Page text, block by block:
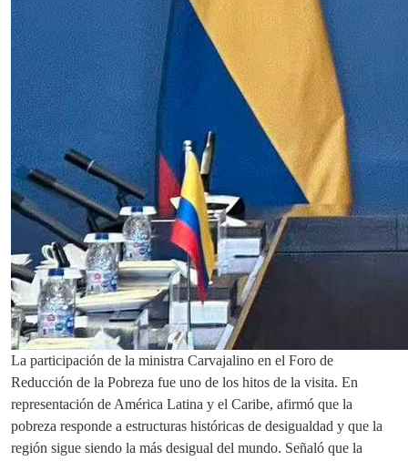
La participación de la ministra Carvajalino en el Foro de
Reducción de la Pobreza fue uno de los hitos de la visita. En
representación de América Latina y el Caribe, afirmó que la
pobreza responde a estructuras históricas de desigualdad y que la
región sigue siendo la más desigual del mundo. Señaló que la